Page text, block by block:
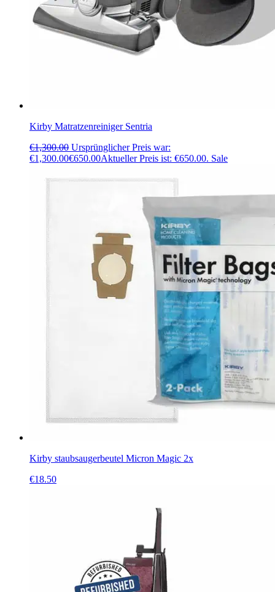
Kirby Matratzenreiniger Sentria
€1,300.00 Ursprünglicher Preis war:
€1,300.00€650.00Aktueller Preis ist: €650.00. Sale
Kirby staubsaugerbeutel Micron Magic 2x
€18.50